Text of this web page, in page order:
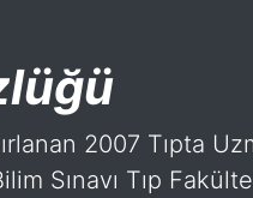
2007 Tıpta
Sınavı Tıp